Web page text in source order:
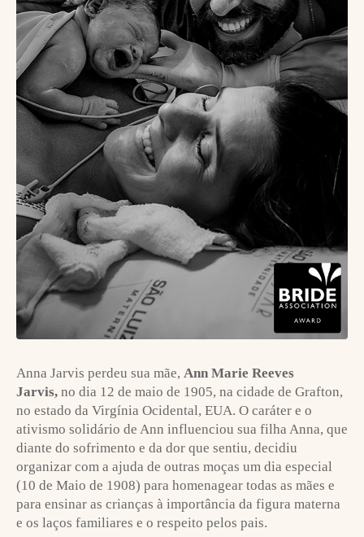
Anna Jarvis perdeu sua mãe, Ann Marie Reeves
Jarvis, no dia 12 de maio de 1905, na cidade de Grafton,
no estado da Virgínia Ocidental, EUA. O caráter e o
ativismo solidário de Ann influenciou sua filha Anna, que
diante do sofrimento e da dor que sentiu, decidiu
organizar com a ajuda de outras moças um dia especial
(10 de Maio de 1908) para homenagear todas as mães e
para ensinar as crianças à importância da figura materna
e os laços familiares e o respeito pelos pais.